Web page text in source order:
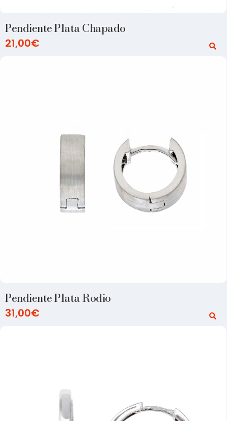
Pendiente Plata Chapado
21,00€
Pendiente Plata Rodio
31,00€